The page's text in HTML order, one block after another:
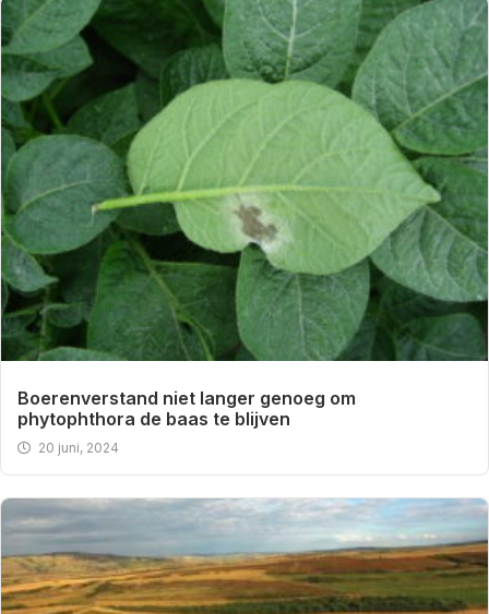
Boerenverstand niet langer genoeg om
phytophthora de baas te blijven
20 juni, 2024